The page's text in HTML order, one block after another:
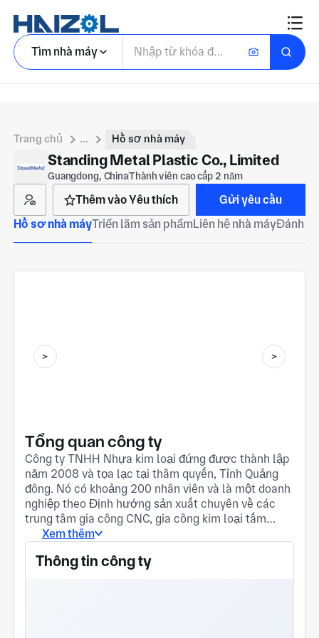
Tìm nhà máy
Trang chủ ... Hồ sơ nhà máy
Standing Metal Plastic Co., Limited
Guangdong, ChinaThành viên cao cấp 2 năm
Thêm vào Yêu thích
Gửi yêu cầu
Hồ sơ nhà máyTriển lãm sản phẩm Liên hệ nhà máyĐánh
Tổng quan công ty
Công ty TNHH Nhựa kim loại đứng được thành lập
năm 2008 và tọa lạc tại thâm quyến, Tỉnh Quảng
đông. Nó có khoảng 200 nhân viên và là một doanh
nghiệp theo Định hướng sản xuất chuyên về các
trung tâm gia công CNC, gia công kim loại tấm
chính xác, dập kim loại, đúc, ép phun và sản xuất
hoàn chỉnh từ thiết kế sản phẩm đến sản xuất, đúc
Xem thêm
Thông tin công ty